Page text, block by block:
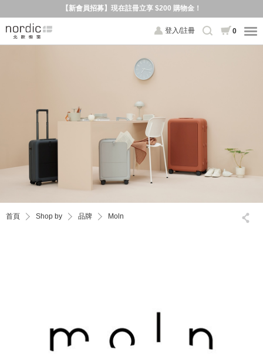
【新會員招募】現在註冊立享 $200 購物金！
登入/註冊 0
首頁 Shop by 品牌 Moln